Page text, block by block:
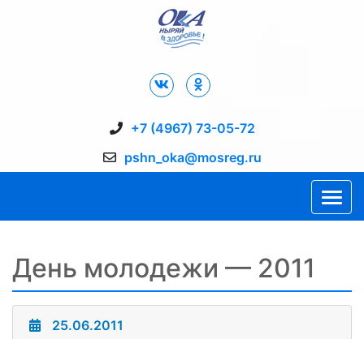
+7 (4967) 73-05-72
pshn_oka@mosreg.ru
День молодежи — 2011
25.06.2011